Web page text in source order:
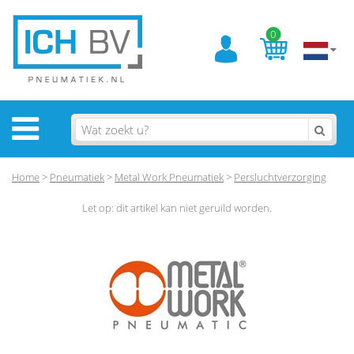
0
Home> Pneumatiek> Metal Work Pneumatiek> Persluchtverzorging
Let op: dit artikel kan niet geruild worden.